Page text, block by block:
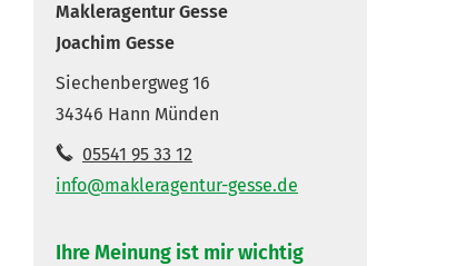
Makleragentur Gesse
Joachim Gesse
Siechenbergweg 16
34346 Hann Münden
05541 95 33 12
info@makleragentur-gesse.de
Ihre Meinung ist mir wichtig